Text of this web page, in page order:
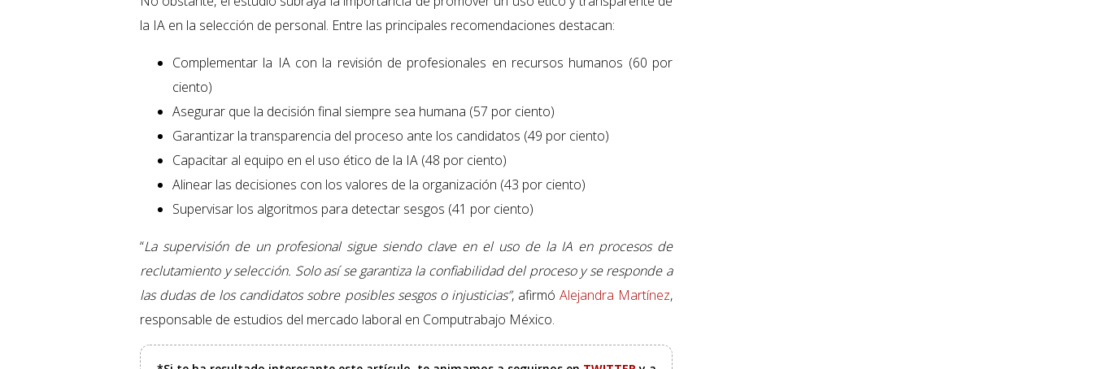
la IA en la selección de personal. Entre las principales recomendaciones destacan:
Complementar la IA con la revisión de profesionales en recursos humanos (60 por
ciento)
Asegurar que la decisión final siempre sea humana (57 por ciento)
Garantizar la transparencia del proceso ante los candidatos (49 por ciento)
Capacitar al equipo en el uso ético de la IA (48 por ciento)
Alinear las decisiones con los valores de la organización (43 por ciento)
Supervisar los algoritmos para detectar sesgos (41 por ciento)
“La supervisión de un profesional sigue siendo clave en el uso de la IA en procesos de
reclutamiento y selección. Solo así se garantiza la confiabilidad del proceso y se responde a
las dudas de los candidatos sobre posibles sesgos o injusticias”, afirmó Alejandra Martínez,
responsable de estudios del mercado laboral en Computrabajo México.